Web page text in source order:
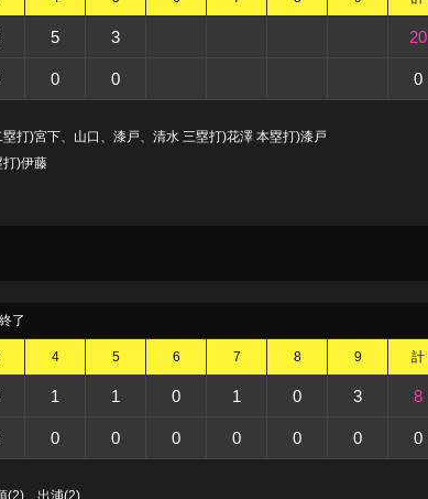
5 3 20
0 0 0
打)宮下、山口、漆戸、清水 三塁打)花澤 本塁打)漆戸
打)伊藤
了
4 5 6 7 8 9 計
1 1 0 1 0 3 8
0 0 0 0 0 0 0
(2)、出浦(2)